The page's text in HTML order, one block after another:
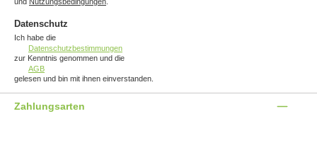
Datenschutz
Ich habe die
Datenschutzbestimmungen
zur Kenntnis genommen und die
AGB
gelesen und bin mit ihnen einverstanden.
Zahlungsarten